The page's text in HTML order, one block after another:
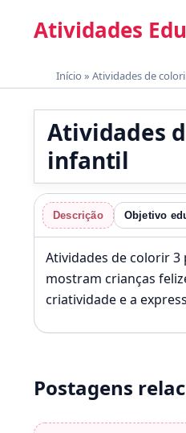
Atividades
Início » Atividades de
Atividades
infantil
Descrição Objetivo
Atividades de colorir 3
mostram crianças
criatividade e a
Postagens